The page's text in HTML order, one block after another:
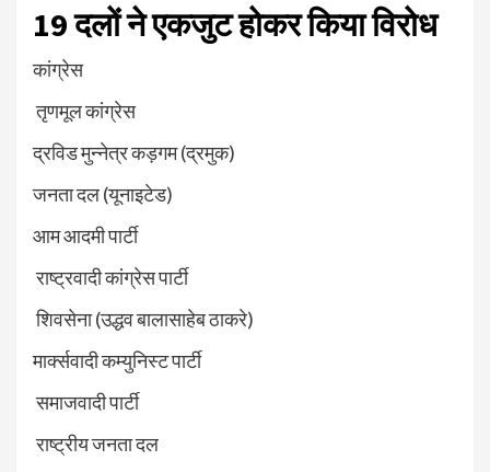
19 दलों ने एकजुट होकर किया विरोध
कांग्रेस
तृणमूल कांग्रेस
द्रविड मुन्नेत्र कड़गम (द्रमुक)
जनता दल (यूनाइटेड)
आम आदमी पार्टी
राष्ट्रवादी कांग्रेस पार्टी
शिवसेना (उद्धव बालासाहेब ठाकरे)
मार्क्सवादी कम्युनिस्ट पार्टी
समाजवादी पार्टी
राष्ट्रीय जनता दल